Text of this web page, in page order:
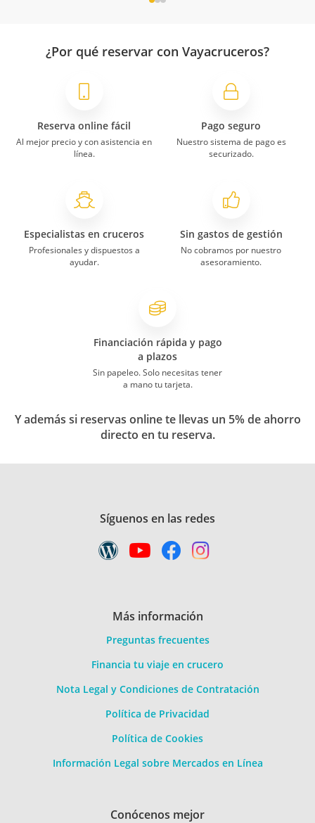
¿Por qué reservar con Vayacruceros?
Reserva online fácil
Al mejor precio y con asistencia en
línea.
Pago seguro
Nuestro sistema de pago es
securizado.
Especialistas en cruceros
Profesionales y dispuestos a
ayudar.
Sin gastos de gestión
No cobramos por nuestro
asesoramiento.
Financiación rápida y pago
a plazos
Sin papeleo. Solo necesitas tener
a mano tu tarjeta.
Y además si reservas online te llevas un 5% de ahorro
directo en tu reserva.
Síguenos en las redes
Más información
Preguntas frecuentes
Financia tu viaje en crucero
Nota Legal y Condiciones de Contratación
Política de Privacidad
Política de Cookies
Información Legal sobre Mercados en Línea
Conócenos mejor